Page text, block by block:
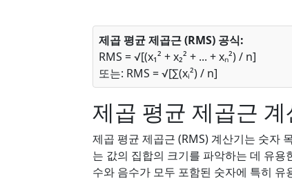
제곱 평균 제곱근 (RMS) 공식:
RMS = √[(x₁² + x₂² + ... + xₙ²) / n]
또는: RMS = √[∑(xᵢ²) / n]
제곱 평균 제곱근
제곱 평균 제곱근 (RMS) 계산기는 숫자
는 값의 집합의 크기를 파악하는 데 유
수와 음수가 모두 포함된 숫자에 특히 유